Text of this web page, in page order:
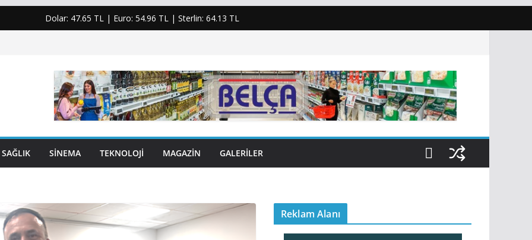
Dolar: 47.65 TL| Euro: 54.96 TL| Sterlin: 64.13 TL
SAĞLIK SINEMA TEKNOLOJI MAGAZIN GALERILER
Reklam Alanı